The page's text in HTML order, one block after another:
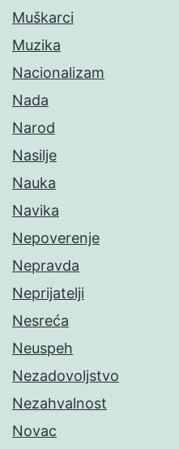
Muškarci
Muzika
Nacionalizam
Nada
Narod
Nasilje
Nauka
Navika
Nepoverenje
Nepravda
Neprijatelji
Nesreća
Neuspeh
Nezadovoljstvo
Nezahvalnost
Novac